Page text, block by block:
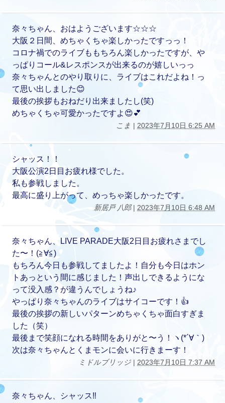
奈々ちゃん、おはようございます☆☆☆
大阪２日間、めちゃくちゃ楽しかったですっっ！
コロナ禍でのライブももちろん楽しかったですが、や
っぱりコール&レスポンスが出来るのが嬉しいっっ
奈々ちゃんとのやり取りに、ライブはこれだよね！っ
て思い出しました😊
最後の挨拶もおねだり出来ましたし(笑)
めちゃくちゃ可愛かったですよ😍💕
こま | 2023年7月10日 6:25 AM
シャッス！！
大阪公演2日目お疲れ様でした。
私も参戦しました。
最高に盛り上がって、めっちゃ楽しかったです。
新居戸 八郎| 2023年7月10日 6:48 AM
奈々ちゃん、LIVE PARADE大阪2日目お疲れさまでし
た〜！(≧∀≦)
もちろん今日も参戦してましたよ！自分も今日はホン
トあっという間に感じました！声出しできるようにな
って没入感？が違うんでしょうね♪
やっぱり奈々ちゃんのライブはサイコーです！👍
最後の挨拶の新しいパターンめちゃくちゃ面白すぎま
した（笑）
最後まで笑顔になれる時間をありがと〜う！ヽ(*´∀｀)
次は奈々ちゃんとくまモンに会いに行きまーす！
ミドルブリッジ | 2023年7月10日 7:37 AM
奈々ちゃん、シャッス‼︎